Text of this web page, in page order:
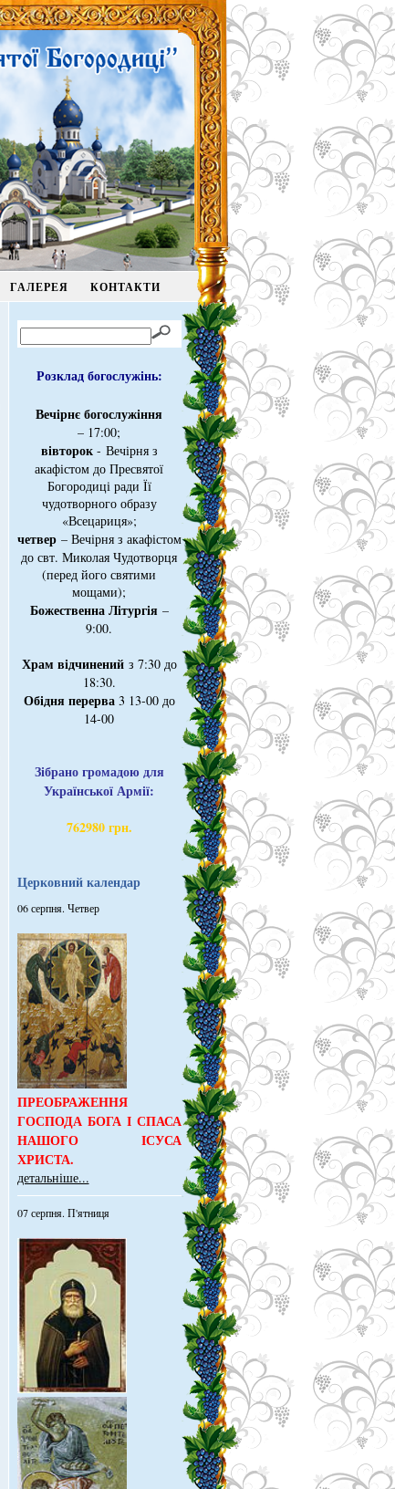
ГАЛЕРЕЯ КОНТАКТИ
Розклад богослужінь:
Вечірнє богослужіння
– 17:00;
вівторок- Вечірня з
акафістом до Пресвятої
Богородиці ради Її
чудотворного образу
«Всецариця»;
четвер– Вечірня з акафістом
до свт. Миколая Чудотворця
(перед його святими
мощами);
Божественна Літургія–
9:00.
Храм відчиненийз 7:30 до
18:30.
Обідня перерва3 13-00 до
14-00
Зібрано громадою для
Української Армії:
762980 грн.
Церковний календар
06 серпня. Четвер
ПРЕОБРАЖЕННЯ
ГОСПОДА БОГА І СПАСА
НАШОГО ІСУСА
ХРИСТА.
детальніше...
07 серпня. П'ятниця